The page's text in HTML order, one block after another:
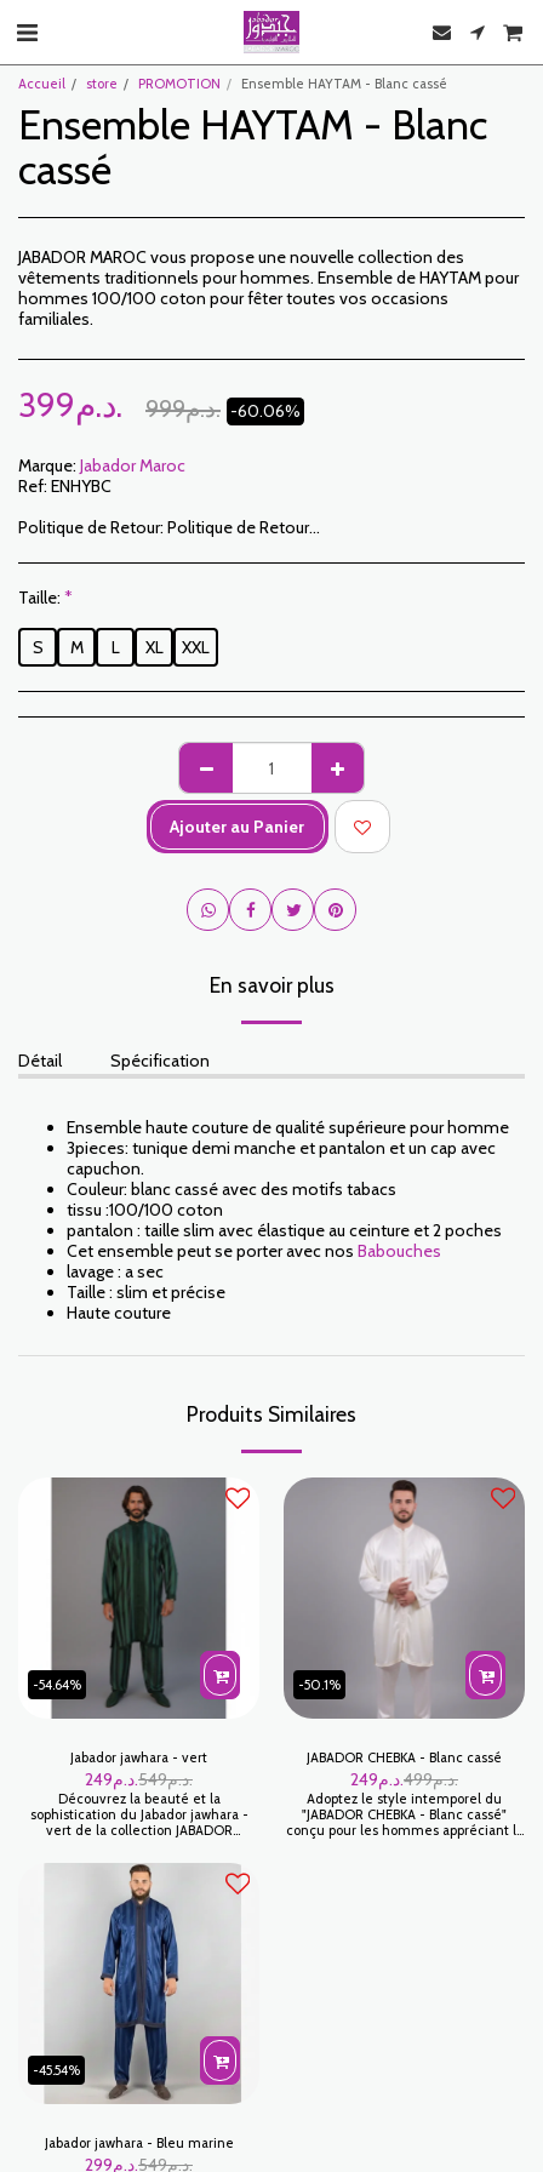
Accueil store PROMOTION Ensemble HAYTAM - Blanc cassé
Ensemble HAYTAM - Blanc
cassé
JABADOR MAROC vous propose une nouvelle collection des
vêtements traditionnels pour hommes. Ensemble de HAYTAM pour
hommes 100/100 coton pour fêter toutes vos occasions
familiales.
399 د.م. 999 د.م. -60.06%
Marque: Jabador Maroc
Ref: ENHYBC
Politique de Retour: Politique de Retour: Le Client dispose d’un délai de 7 jours ouvrables à compter de la date de réception pour retourner des articles commandés soit pour être remboursé soit pour un échange. Seuls les articles retournés dans les délais, dans leur emballage d’origine, non-lavés, non-portés pourront faire l’objet d’un échange. Pour faire un retour, prière de nous notifier aux adresses suivantes : jabadormaroc17@gmail.com/ jabador.maroc@gmail.com Chaque échange ou retour doit être accompagné de votre numéro de téléphone ainsi que de votre souhait d’échange. Les frais de retour sont à la charge du Client. Le Client devra organiser le transport par ses propres moyens . En cas de retour, et après réception de la marchandise par JABADOR MAROC , le client sera remboursé dans un délai de 10 jours. Les cas ou les produits peuvent être échangés : – Erreur de la taille commandée (taille livrée différente de la taille commandée) – Erreur sur la couleur commandée (couleur livrée différente de la taille commandée) Les cas ou les produits peuvent être remboursées : – Erreur de la taille ou de la couleur commandée suivi d’une rupture de stock – Dans les cas précités les produits doivent nous être retournés dans l’état dans lequel vous les avez reçus avec l’ensemble des éléments (accessoires, emballage, notice…). Le remboursement se fera par versement ou virement bancaire. Les produits en solde ou en promotion ne peuvent faire l’objet d’un retour ou échange.
Taille: *
S M L XL XXL
Ajouter au Panier
En savoir plus
Détail Spécification
Ensemble haute couture de qualité supérieure pour homme
3pieces: tunique demi manche et pantalon et un cap avec
capuchon.
Couleur: blanc cassé avec des motifs tabacs
tissu :100/100 coton
pantalon : taille slim avec élastique au ceinture et 2 poches
Cet ensemble peut se porter avec nos Babouches
lavage : a sec
Taille : slim et précise
Haute couture
Produits Similaires
-54.64%
Jabador jawhara - vert
549 د.م. 249 د.م.
Découvrez la beauté et la
sophistication du Jabador jawhara -
vert de la collection JABADOR
incarne la riche histoire et le savoir-
faire de la mode marocaine, créant
un ensemble unique et glamour pour
toute célébration.
-50.1%
JABADOR CHEBKA - Blanc cassé
499 د.م. 249 د.م.
Adoptez le style intemporel du
"JABADOR CHEBKA - Blanc cassé"
conçu pour les hommes appréciant la
-45.54%
Jabador jawhara - Bleu marine
549 د.م. 299 د.م.